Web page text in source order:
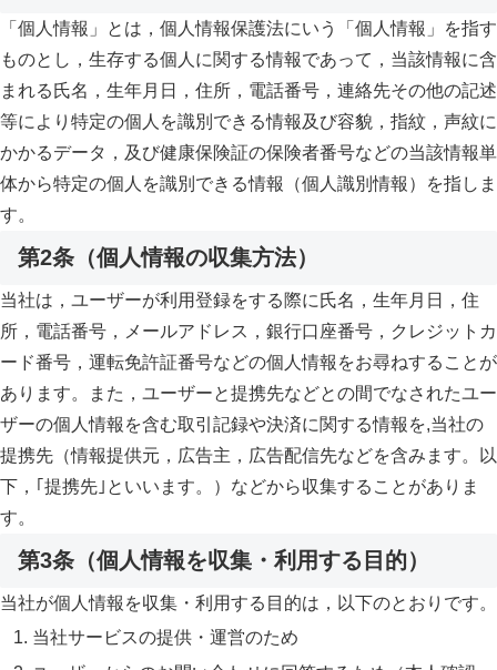
「個人情報」とは，個人情報保護法にいう「個人情報」を指す
ものとし，生存する個人に関する情報であって，当該情報に含
まれる氏名，生年月日，住所，電話番号，連絡先その他の記述
等により特定の個人を識別できる情報及び容貌，指紋，声紋に
かかるデータ，及び健康保険証の保険者番号などの当該情報単
体から特定の個人を識別できる情報（個人識別情報）を指しま
す。
第2条（個人情報の収集方法）
当社は，ユーザーが利用登録をする際に氏名，生年月日，住
所，電話番号，メールアドレス，銀行口座番号，クレジットカ
ード番号，運転免許証番号などの個人情報をお尋ねすることが
あります。また，ユーザーと提携先などとの間でなされたユー
ザーの個人情報を含む取引記録や決済に関する情報を,当社の
提携先（情報提供元，広告主，広告配信先などを含みます。以
下，｢提携先｣といいます。）などから収集することがありま
す。
第3条（個人情報を収集・利用する目的）
当社が個人情報を収集・利用する目的は，以下のとおりです。
当社サービスの提供・運営のため